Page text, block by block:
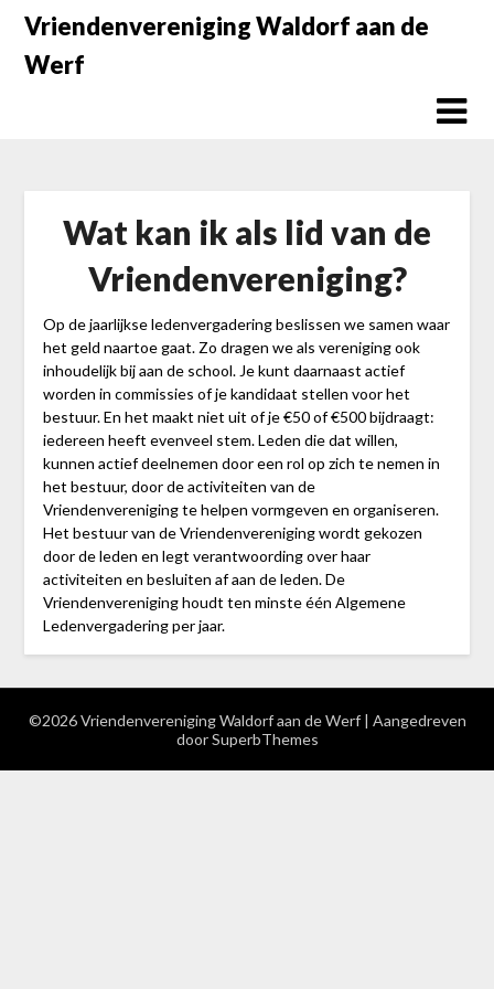
Doorgaan
naar
inhoud
Vriendenvereniging Waldorf aan de
Werf
Wat kan ik als lid van de
Vriendenvereniging?
Op de jaarlijkse ledenvergadering beslissen we samen waar
het geld naartoe gaat. Zo dragen we als vereniging ook
inhoudelijk bij aan de school. Je kunt daarnaast actief
worden in commissies of je kandidaat stellen voor het
bestuur. En het maakt niet uit of je €50 of €500 bijdraagt:
iedereen heeft evenveel stem. Leden die dat willen,
kunnen actief deelnemen door een rol op zich te nemen in
het bestuur, door de activiteiten van de
Vriendenvereniging te helpen vormgeven en organiseren.
Het bestuur van de Vriendenvereniging wordt gekozen
door de leden en legt verantwoording over haar
activiteiten en besluiten af aan de leden. De
Vriendenvereniging houdt ten minste één Algemene
Ledenvergadering per jaar.
©2026 Vriendenvereniging Waldorf aan de Werf | Aangedreven
doorSuperbThemes